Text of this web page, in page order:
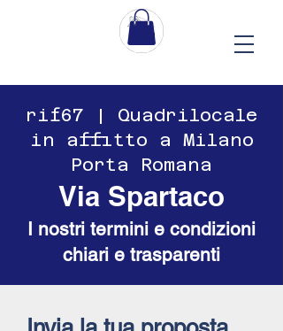
​​rif67 | Quadrilocale
in affitto a Milano
Porta Romana
Via Spartaco
I nostri termini e condizioni
chiari e trasparenti